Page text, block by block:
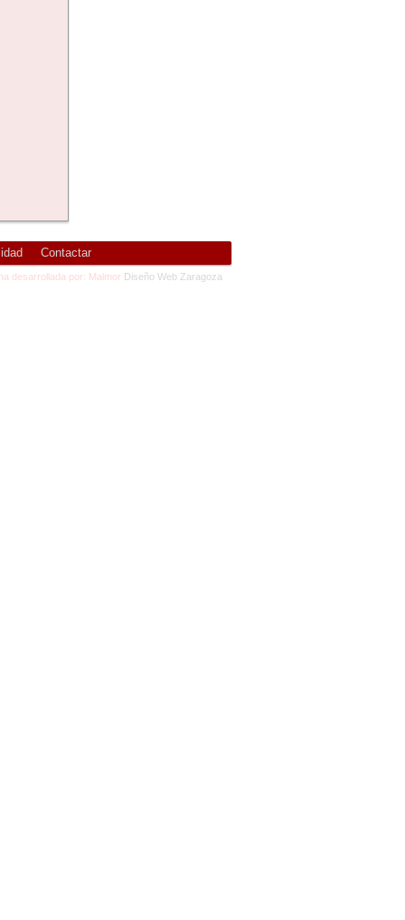
Contactar
desarrollada por: Malmor Diseño Web Zaragoza